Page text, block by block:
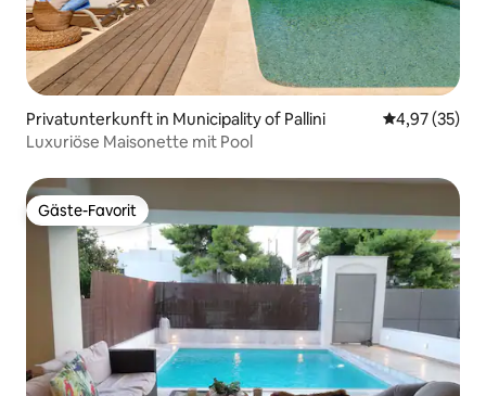
Privatunterkunft in Municipality of Pallini
4,97 (35)
Luxuriöse Maisonette mit Pool
Gäste-Favorit
Gäste-Favorit